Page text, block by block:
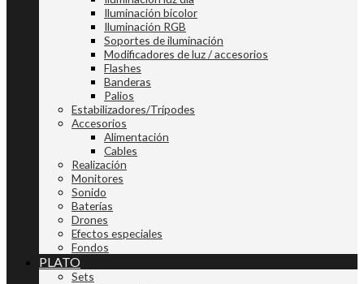
Iluminación bicolor
Iluminación RGB
Soportes de iluminación
Modificadores de luz / accesorios
Flashes
Banderas
Palios
Estabilizadores/Trípodes
Accesorios
Alimentación
Cables
Realización
Monitores
Sonido
Baterías
Drones
Efectos especiales
Fondos
PLATO
Sets